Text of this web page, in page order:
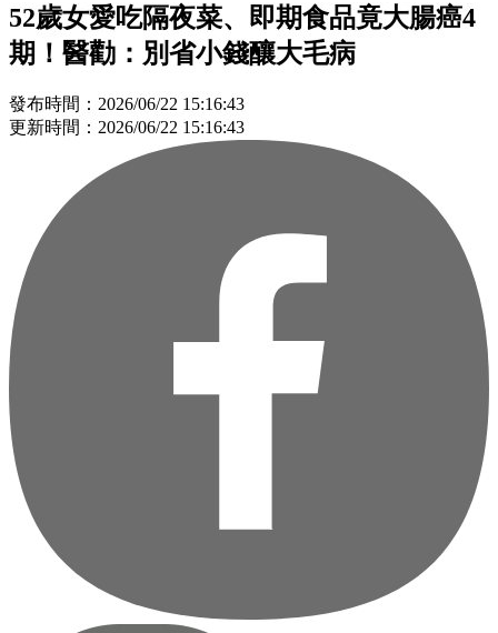
52歲女愛吃隔夜菜、即期食品竟大腸癌4
期！醫勸：別省小錢釀大毛病
發布時間：2026/06/22 15:16:43
更新時間：2026/06/22 15:16:43